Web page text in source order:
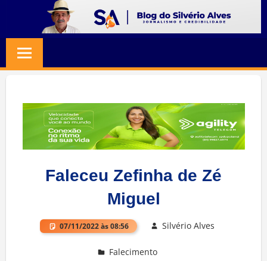
content
SILVERIO
ALVES
Jornalismo
Credibilidade
Faleceu Zefinha de Zé
Miguel
07/11/2022 às 08:56 Silvério Alves
Falecimento